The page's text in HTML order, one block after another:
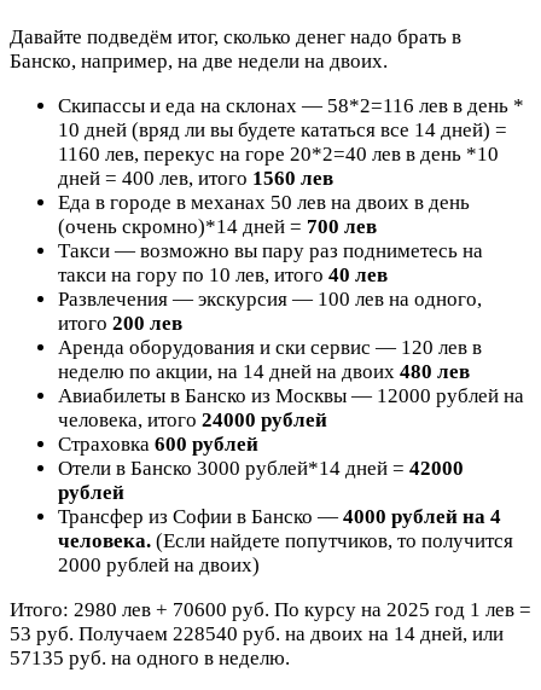
Давайте подведём итог, сколько денег надо брать в
Банско, например, на две недели на двоих.
Скипассы и еда на склонах — 58*2=116 лев в день *
10 дней (вряд ли вы будете кататься все 14 дней) =
1160 лев, перекус на горе 20*2=40 лев в день *10
дней = 400 лев, итого 1560 лев
Еда в городе в механах 50 лев на двоих в день
(очень скромно)*14 дней = 700 лев
Такси — возможно вы пару раз подниметесь на
такси на гору по 10 лев, итого 40 лев
Развлечения — экскурсия — 100 лев на одного,
итого 200 лев
Аренда оборудования и ски сервис — 120 лев в
неделю по акции, на 14 дней на двоих 480 лев
Авиабилеты в Банско из Москвы — 12000 рублей на
человека, итого 24000 рублей
Страховка 600 рублей
Отели в Банско 3000 рублей*14 дней = 42000
рублей
Трансфер из Софии в Банско — 4000 рублей на 4
человека. (Если найдете попутчиков, то получится
2000 рублей на двоих)
Итого: 2980 лев + 70600 руб. По курсу на 2025 год 1 лев =
53 руб. Получаем 228540 руб. на двоих на 14 дней, или
57135 руб. на одного в неделю.